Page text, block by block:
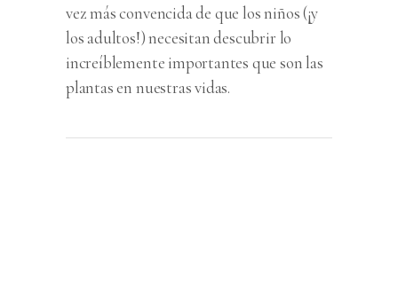
vez más convencida de que los niños (¡y
los adultos!) necesitan descubrir lo
increíblemente importantes que son las
plantas en nuestras vidas.